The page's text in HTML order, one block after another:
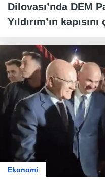
Dilovası’nda DEM
Yıldırım’ın kapısını
Ekonomi